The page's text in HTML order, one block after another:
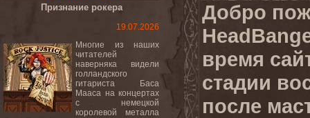
Признание рокера
19.07.2026
Многие из наших
читателей
наверняка видели
голландского
гитариста Баса
Мааса на концертах
c немецкой
королевой металла
Добро
время
стадии
после